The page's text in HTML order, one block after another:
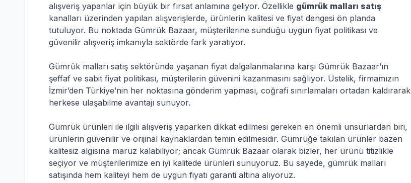
alışveriş yapanlar için büyük bir fırsat anlamına geliyor. Özellikle gümrük malları satış
kanalları üzerinden yapılan alışverişlerde, ürünlerin kalitesi ve fiyat dengesi ön planda
tutuluyor. Bu noktada Gümrük Bazaar, müşterilerine sunduğu uygun fiyat politikası ve
güvenilir alışveriş imkanıyla sektörde fark yaratıyor.
Gümrük malları satış sektöründe yaşanan fiyat dalgalanmalarına karşı Gümrük Bazaar’ın
şeffaf ve sabit fiyat politikası, müşterilerin güvenini kazanmasını sağlıyor. Üstelik, firmamızın
İzmir’den Türkiye’nin her noktasına gönderim yapması, coğrafi sınırlamaları ortadan kaldırarak
herkese ulaşabilme avantajı sunuyor.
Gümrük ürünleri ile ilgili alışveriş yaparken dikkat edilmesi gereken en önemli unsurlardan biri,
ürünlerin güvenilir ve orijinal kaynaklardan temin edilmesidir. Gümrüğe takılan ürünler bazen
kalitesiz algısına maruz kalabiliyor; ancak Gümrük Bazaar olarak bizler, her ürünü titizlikle
seçiyor ve müşterilerimize en iyi kalitede ürünleri sunuyoruz. Bu sayede, gümrük malları
satışında hem kaliteyi hem de uygun fiyatı garanti altına alıyoruz.